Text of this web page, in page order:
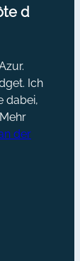
d
Ich
dabei,
der